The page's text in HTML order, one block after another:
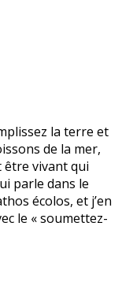
la terre et
de la mer,
être vivant qui
parle dans le
écolos, et j’en
le « soumettez-